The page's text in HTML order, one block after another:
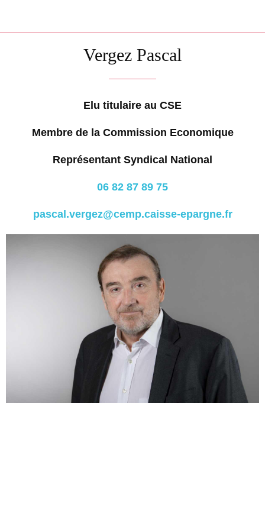
Vergez Pascal
Elu titulaire au CSE
Membre de la Commission Economique
Représentant Syndical National
06 82 87 89 75
pascal.vergez@cemp.caisse-epargne.fr